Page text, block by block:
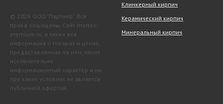
© 2026 ООО "Партнер". Все
права защищены. Сайт mortex-
premium.ru, а также вся
информация о товарах и ценах,
предоставленная на нём, носит
исключительно
информационный характер и ни
при каких условиях не является
публичной офертой.
Клинкерный кирпич
Керамический кирпич
Минеральный кирпич